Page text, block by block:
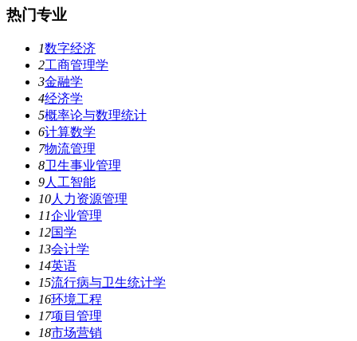
热门专业
1数字经济
2工商管理学
3金融学
4经济学
5概率论与数理统计
6计算数学
7物流管理
8卫生事业管理
9人工智能
10人力资源管理
11企业管理
12国学
13会计学
14英语
15流行病与卫生统计学
16环境工程
17项目管理
18市场营销